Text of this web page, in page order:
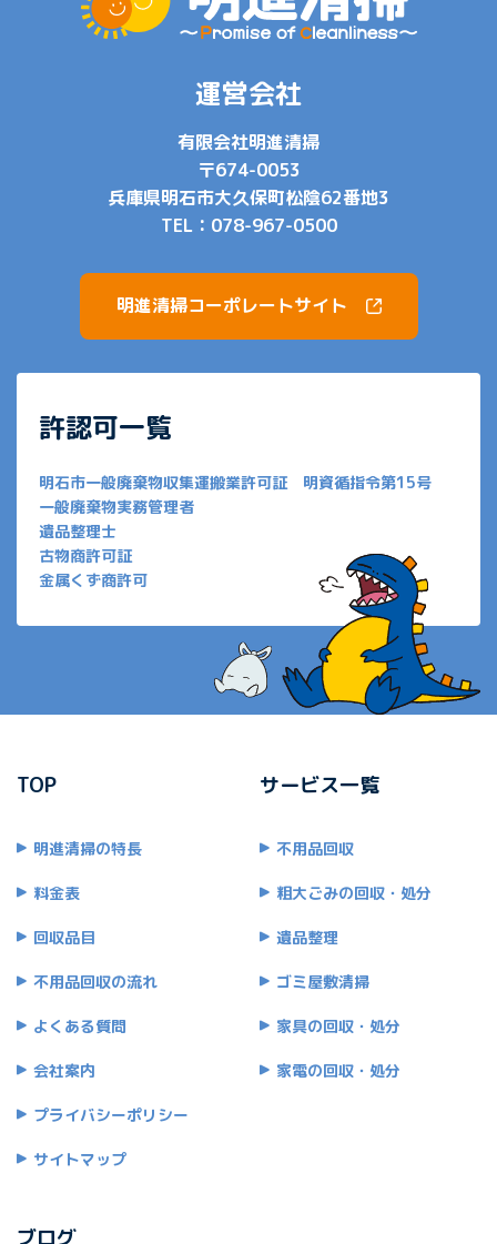
運営会社
有限会社明進清掃
〒674-0053
兵庫県明石市大久保町松陰62番地3
TEL： 078-967-0500
明進清掃コーポレートサイト
許認可一覧
明石市一般廃棄物収集運搬業許可証 明資循指令第15号
一般廃棄物実務管理者
遺品整理士
古物商許可証
金属くず商許可
TOP
明進清掃の特長
料金表
回収品目
不用品回収の流れ
よくある質問
会社案内
プライバシーポリシー
サイトマップ
サービス一覧
不用品回収
粗大ごみの回収・処分
遺品整理
ゴミ屋敷清掃
家具の回収・処分
家電の回収・処分
ブログ